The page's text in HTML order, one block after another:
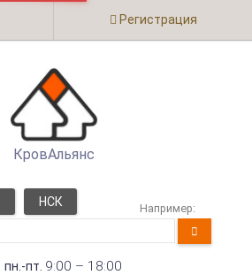
Регистрация
КровАльянс
НСК Например:
пн.-пт. 9:00 – 18:00